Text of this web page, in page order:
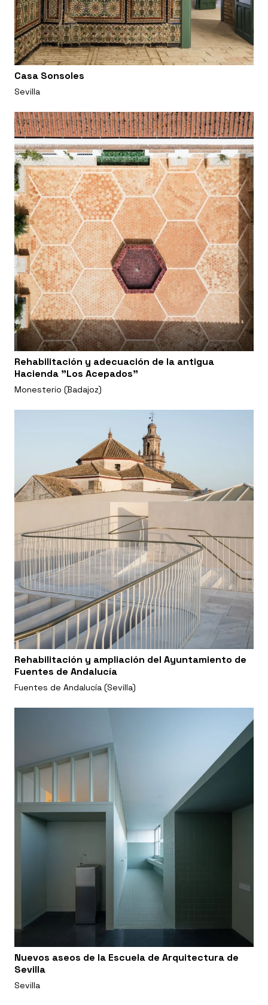
Casa Sonsoles
Sevilla
Rehabilitación y adecuación de la antigua
Hacienda "Los Acepados"
Monesterio (Badajoz)
Rehabilitación y ampliación del Ayuntamiento de
Fuentes de Andalucía
Fuentes de Andalucía (Sevilla)
Nuevos aseos de la Escuela de Arquitectura de
Sevilla
Sevilla